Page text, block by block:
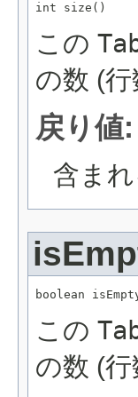
int size()
この
の数 (行
戻り値:
含まれ
boolean
この
の数 (行